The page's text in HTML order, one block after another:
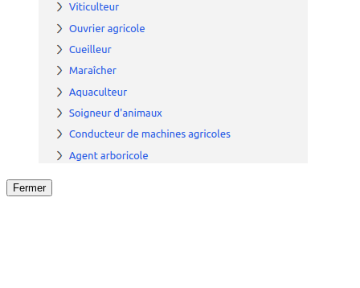
Fermer